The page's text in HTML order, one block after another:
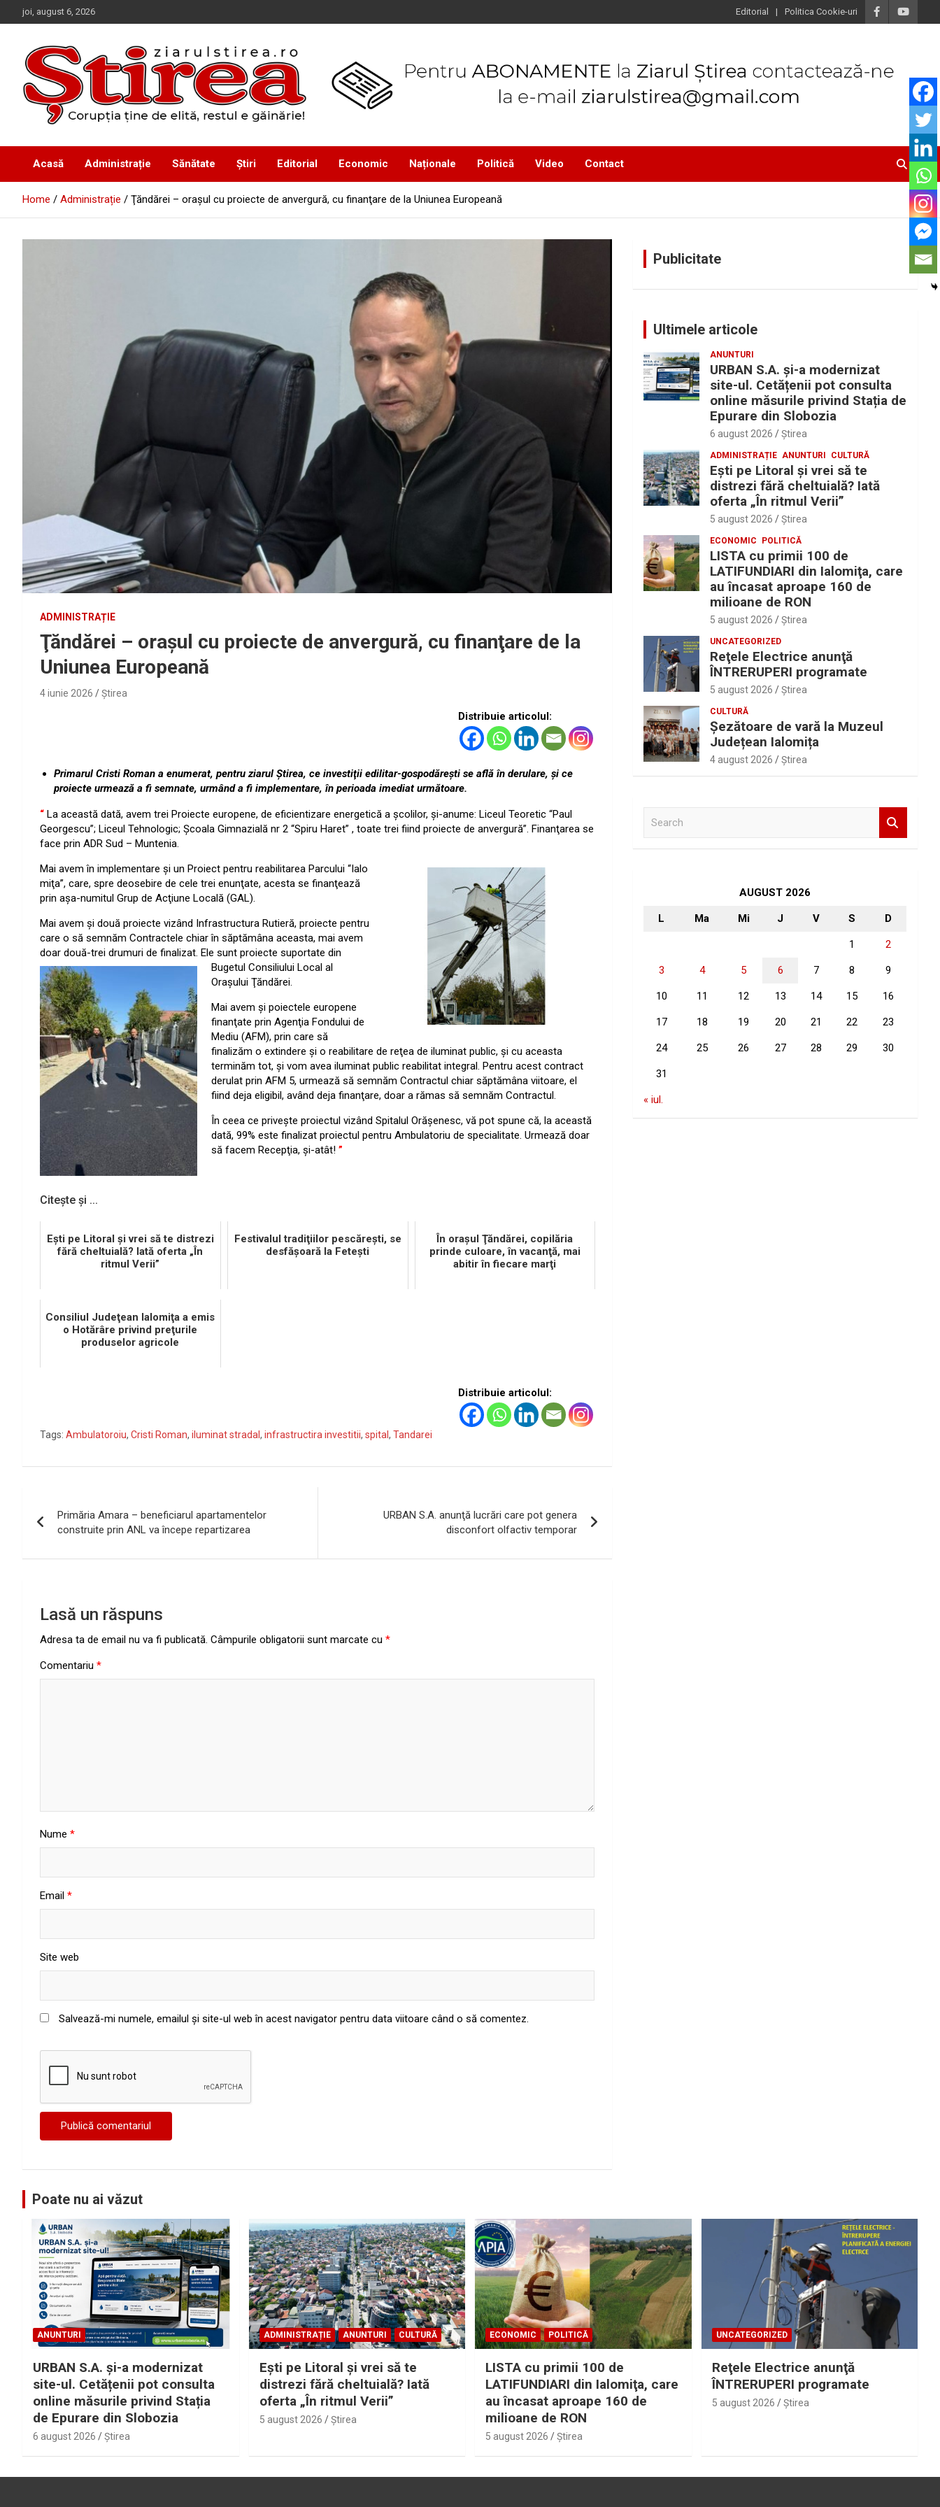
to
joi, august 6, 2026 Editorial Politica Cookie-uri
Ziarul Știrea
Acasă Administrație Sănătate Știri Editorial Economic Naționale Politică Video Contact
Home Administrație Ţăndărei – oraşul cu proiecte de anvergură, cu finanţare de la Uniunea Europeană
ADMINISTRAȚIE
Ţăndărei – oraşul cu proiecte de anvergură, cu finanţare de la
Uniunea Europeană
4 iunie 2026 Ştirea
Distribuie articolul:
Primarul Cristi Roman a enumerat, pentru ziarul Ştirea, ce investiţii edilitar-gospodăreşti se află în derulare, şi ce
proiecte urmează a fi semnate, urmând a fi implementare, în perioada imediat următoare.
“ La această dată, avem trei Proiecte europene, de eficientizare energetică a şcolilor, şi-anume: Liceul Teoretic “Paul
Georgescu”; Liceul Tehnologic; Şcoala Gimnazială nr 2 “Spiru Haret” , toate trei fiind proiecte de anvergură”. Finanţarea se
face prin ADR Sud – Muntenia.
Mai avem în implementare şi un Proiect pentru reabilitarea Parcului “Ialo
miţa”, care, spre deosebire de cele trei enunţate, acesta se finanţează
prin aşa-numitul Grup de Acţiune Locală (GAL).
Mai avem şi două proiecte vizând Infrastructura Rutieră, proiecte pentru
care o să semnăm Contractele chiar în săptămâna aceasta, mai avem
doar două-trei drumuri de finalizat. Ele sunt proiecte suportate din
Bugetul Consiliului Local al
Oraşului Ţăndărei.
Mai avem şi poiectele europene
finanţate prin Agenţia Fondului de
Mediu (AFM), prin care să
finalizăm o extindere şi o reabilitare de reţea de iluminat public, şi cu aceasta
terminăm tot, şi vom avea iluminat public reabilitat integral. Pentru acest contract
derulat prin AFM 5, urmează să semnăm Contractul chiar săptămâna viitoare, el
fiind deja eligibil, având deja finanţare, doar a rămas să semnăm Contractul.
În ceea ce priveşte proiectul vizând Spitalul Orăşenesc, vă pot spune că, la această
dată, 99% este finalizat proiectul pentru Ambulatoriu de specialitate. Urmează doar
să facem Recepţia, şi-atât! ”
Citește și ...
Eşti pe Litoral şi vrei să te distrezi
fără cheltuială? Iată oferta „În
ritmul Verii”
Festivalul tradiţiilor pescăreşti, se
desfăşoară la Feteşti
În oraşul Ţăndărei, copilăria
prinde culoare, în vacanţă, mai
abitir în fiecare marţi
Consiliul Judeţean Ialomiţa a emis
o Hotărâre privind preţurile
produselor agricole
Distribuie articolul:
Tags: Ambulatoroiu, Cristi Roman, iluminat stradal, infrastructira investitii, spital, Tandarei
în
articole
Primăria Amara – beneficiarul apartamentelor
construite prin ANL va începe repartizarea
URBAN S.A. anunţă lucrări care pot genera
disconfort olfactiv temporar
Lasă un răspuns
Adresa ta de email nu va fi publicată. Câmpurile obligatorii sunt marcate cu *
Comentariu *
Nume *
Email *
Site web
Salvează-mi numele, emailul și site-ul web în acest navigator pentru data viitoare când o să comentez.
Publicitate
Ultimele articole
ANUNTURI
URBAN S.A. și-a modernizat
site-ul. Cetățenii pot consulta
online măsurile privind Stația de
Epurare din Slobozia
6 august 2026 Ştirea
ADMINISTRAȚIE ANUNTURI CULTURĂ
Eşti pe Litoral şi vrei să te
distrezi fără cheltuială? Iată
oferta „În ritmul Verii”
5 august 2026 Ştirea
ECONOMIC POLITICĂ
LISTA cu primii 100 de
LATIFUNDIARI din Ialomiţa, care
au încasat aproape 160 de
milioane de RON
5 august 2026 Ştirea
UNCATEGORIZED
Reţele Electrice anunţă
ÎNTRERUPERI programate
5 august 2026 Ştirea
CULTURĂ
Șezătoare de vară la Muzeul
Județean Ialomița
4 august 2026 Ştirea
AUGUST 2026
L Ma Mi J V S D
1 2
3 4 5 6 7 8 9
10 11 12 13 14 15 16
17 18 19 20 21 22 23
24 25 26 27 28 29 30
31
« iul.
Poate nu ai văzut
ANUNTURI
URBAN S.A. și-a modernizat
site-ul. Cetățenii pot consulta
online măsurile privind Stația
de Epurare din Slobozia
6 august 2026 Ştirea
ADMINISTRAȚIE ANUNTURI CULTURĂ
Eşti pe Litoral şi vrei să te
distrezi fără cheltuială? Iată
oferta „În ritmul Verii”
5 august 2026 Ştirea
ECONOMIC POLITICĂ
LISTA cu primii 100 de
LATIFUNDIARI din Ialomiţa, care
au încasat aproape 160 de
milioane de RON
5 august 2026 Ştirea
UNCATEGORIZED
Reţele Electrice anunţă
ÎNTRERUPERI programate
5 august 2026 Ştirea